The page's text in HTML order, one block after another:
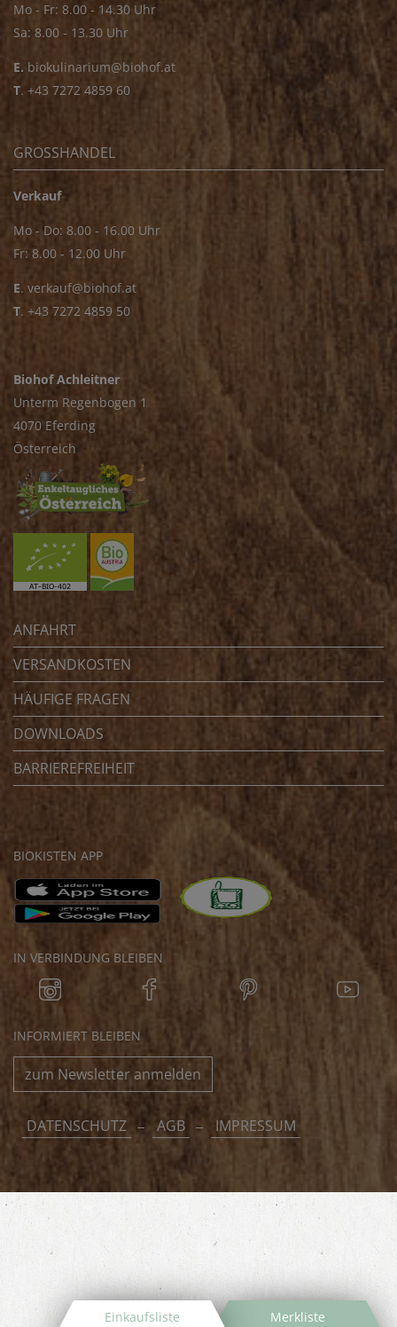
Einkaufsliste Merkliste
Mo - Fr: 8.00 - 14.30 Uhr
Sa: 8.00 - 13.30 Uhr
E. biokulinarium@biohof.at
T. +43 7272 4859 60
GROSSHANDEL
Verkauf
Mo - Do: 8.00 - 16.00 Uhr
Fr: 8.00 - 12.00 Uhr
E. verkauf@biohof.at
T. +43 7272 4859 50
Biohof Achleitner
Unterm Regenbogen 1
4070 Eferding
Österreich
ANFAHRT
VERSANDKOSTEN
HÄUFIGE FRAGEN
DOWNLOADS
BARRIEREFREIHEIT
BIOKISTEN APP
IN VERBINDUNG BLEIBEN
INFORMIERT BLEIBEN
zum Newsletter anmelden
DATENSCHUTZ AGB IMPRESSUM